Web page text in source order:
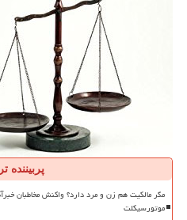
پربیننده
مگر مالکیت هم زن و مرد دارد؟ واکنش مخاطبان
موتورسیکلت